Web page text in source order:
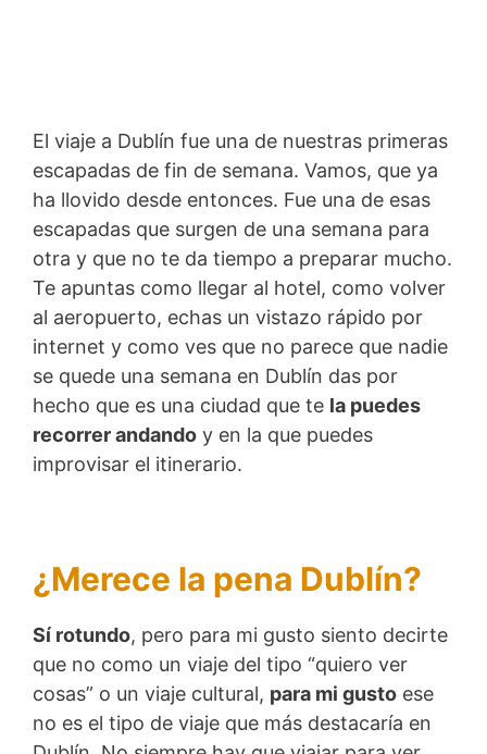
El viaje a Dublín fue una de nuestras primeras
escapadas de fin de semana. Vamos, que ya
ha llovido desde entonces. Fue una de esas
escapadas que surgen de una semana para
otra y que no te da tiempo a preparar mucho.
Te apuntas como llegar al hotel, como volver
al aeropuerto, echas un vistazo rápido por
internet y como ves que no parece que nadie
se quede una semana en Dublín das por
hecho que es una ciudad que te la puedes
recorrer andando y en la que puedes
improvisar el itinerario.
¿Merece la pena Dublín?
Sí rotundo, pero para mi gusto siento decirte
que no como un viaje del tipo “quiero ver
cosas” o un viaje cultural, para mi gusto ese
no es el tipo de viaje que más destacaría en